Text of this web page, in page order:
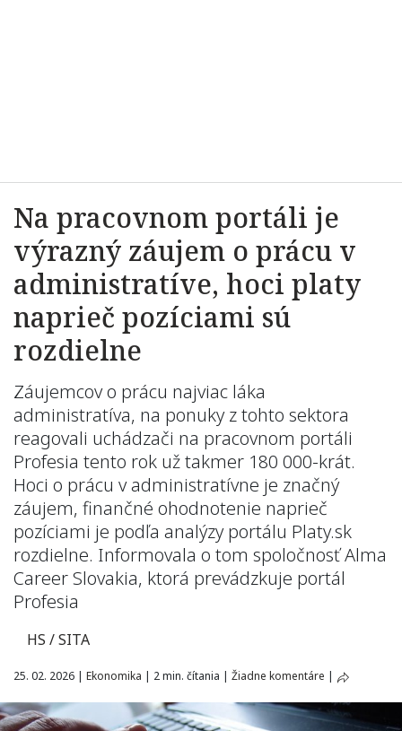
Na pracovnom portáli je
výrazný záujem o prácu v
administratíve, hoci platy
naprieč pozíciami sú
rozdielne
Záujemcov o prácu najviac láka
administratíva, na ponuky z tohto sektora
reagovali uchádzači na pracovnom portáli
Profesia tento rok už takmer 180 000-krát.
Hoci o prácu v administratívne je značný
záujem, finančné ohodnotenie naprieč
pozíciami je podľa analýzy portálu Platy.sk
rozdielne. Informovala o tom spoločnosť Alma
Career Slovakia, ktorá prevádzkuje portál
Profesia
HS / SITA
25. 02. 2026 | Ekonomika | 2 min. čítania | Žiadne komentáre |